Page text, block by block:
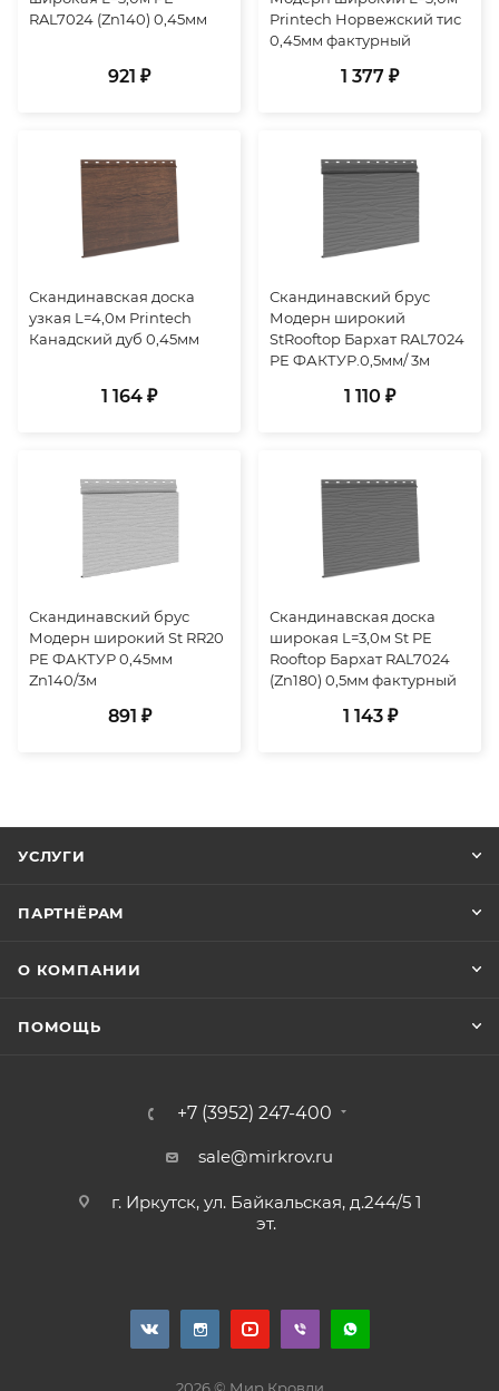
RAL7024 (Zn140) 0,45мм
921 ₽
Printech Норвежский тис
0,45мм фактурный
1 377 ₽
Скандинавская доска
узкая L=4,0м Printech
Канадский дуб 0,45мм
1 164 ₽
Скандинавский брус
Модерн широкий
StRooftop Бархат RAL7024
PE ФАКТУР.0,5мм/ 3м
1 110 ₽
Скандинавский брус
Модерн широкий St RR20
PE ФАКТУР 0,45мм
Zn140/3м
891 ₽
Скандинавская доска
широкая L=3,0м St PE
Rooftop Бархат RAL7024
(Zn180) 0,5мм фактурный
1 143 ₽
УСЛУГИ
ПАРТНЁРАМ
О КОМПАНИИ
ПОМОЩЬ
+7 (3952) 247-400
sale@mirkrov.ru
г. Иркутск, ул. Байкальская, д.244/5 1
эт.